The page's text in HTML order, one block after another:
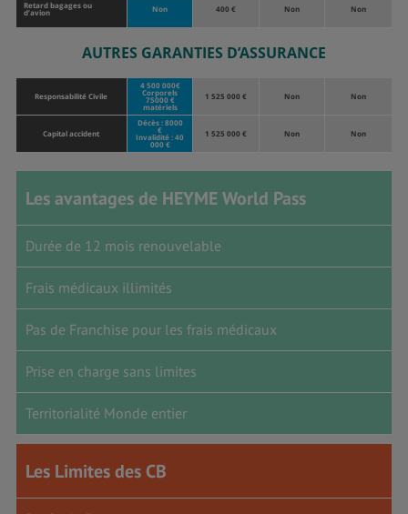
Retard bagages ou
d’avion Non 400 € Non Non
AUTRES GARANTIES D’ASSURANCE
Responsabilité Civile
4 500 000€
Corporels
75000 €
matériels
1 525 000 € Non Non
Capital accident
Décès : 8000
€
Invalidité : 40
000 €
1 525 000 € Non Non
Les avantages de HEYME World Pass
Durée de 12 mois renouvelable
Frais médicaux illimités
Pas de Franchise pour les frais médicaux
Prise en charge sans limites
Territorialité Monde entier
Les Limites des CB